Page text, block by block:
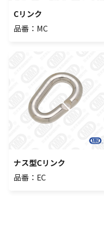
Cリンク
品番：MC
ナス型Cリンク
品番：EC